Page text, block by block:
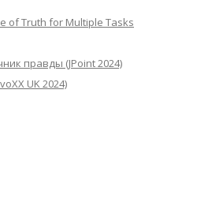
of Truth for Multiple Tasks
правды (JPoint 2024)
UK 2024)